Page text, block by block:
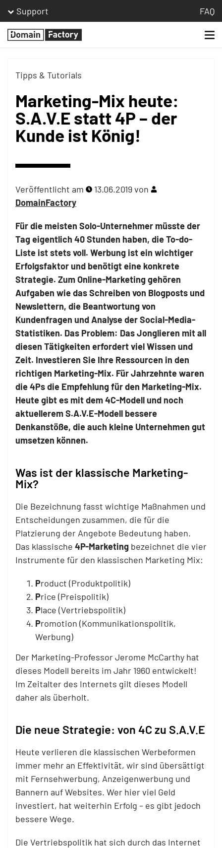
Support FAQ
Homepage
Tipps & Tutorials
Marketing-Mix heute:
S.A.V.E statt 4P – der
Kunde ist König!
Veröffentlicht am 13.06.2019von
DomainFactory
Für die meisten Solo-Unternehmer müsste der
Tag eigentlich 40 Stunden haben, die To-do-
Liste ist stets voll. Werbung ist ein wichtiger
Erfolgsfaktor und benötigt eine konkrete
Strategie. Zum Online-Marketing gehören
Aufgaben wie das Schreiben von Blogposts und
Newslettern, die Beantwortung von
Kundenfragen und Analyse der Social-Media-
Statistiken. Das Problem: Das Jonglieren mit all
diesen Tätigkeiten erfordert viel Wissen und
Zeit. Investieren Sie Ihre Ressourcen in den
richtigen Marketing-Mix. Für Jahrzehnte waren
die 4Ps die Empfehlung für den Marketing-Mix.
Heute gibt es mit dem 4C-Modell und noch
aktuellerem S.A.V.E-Modell bessere
Denkanstöße, die auch kleine Unternehmen gut
umsetzen können.
Was ist der klassische Marketing-
Mix?
Die Bezeichnung fasst wichtige Maßnahmen und
Entscheidungen zusammen, die für die
Platzierung der Angebote Bedeutung haben.
Das klassische 4P-Marketing bezeichnet die vier
Instrumente für den klassischen Marketing Mix:
Product (Produktpolitik)
Price (Preispolitik)
Place (Vertriebspolitik)
Promotion (Kommunikationspolitik,
Werbung)
Der Marketing-Professor Jerome McCarthy hat
dieses Modell bereits im Jahr 1960 entwickelt!
Im Zeitalter des Internets gilt dieses Modell
daher als überholt.
Die neue Strategie: von 4C zu S.A.V.E
Heute verlieren die klassischen Werbeformen
immer mehr an Effektivität, wir sind übersättigt
mit Fernsehwerbung, Anzeigenwerbung und
Bannern auf Websites. Wer hier viel Geld
investiert, hat weiterhin Erfolg – es gibt jedoch
bessere Wege.
Die Vertriebspolitik hat sich durch das Internet